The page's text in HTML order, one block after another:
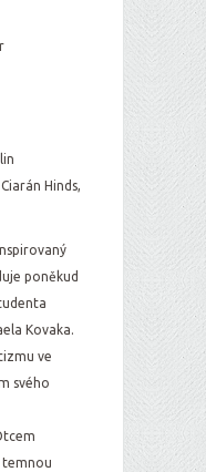
Hinds,
poněkud
Kovaka.
ve
svého
temnou